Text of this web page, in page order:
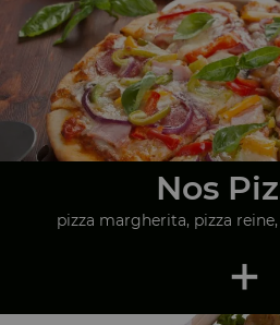
Nos
pizza margherita, pizza
+